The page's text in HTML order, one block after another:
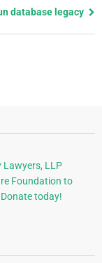
database legacy
Lawyers, LLP
Foundation to
today!